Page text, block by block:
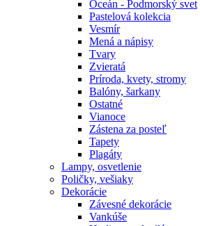
Oceán - Podmorský svet
Pastelová kolekcia
Vesmír
Mená a nápisy
Tvary
Zvieratá
Príroda, kvety, stromy
Balóny, šarkany
Ostatné
Vianoce
Zástena za posteľ
Tapety
Plagáty
Lampy, osvetlenie
Poličky, vešiaky
Dekorácie
Závesné dekorácie
Vankúše